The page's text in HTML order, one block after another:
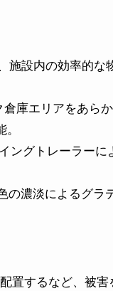
施設内の効率的な
庫エリアをあら
ングトレーラーに
の濃淡によるグラ
置するなど、被